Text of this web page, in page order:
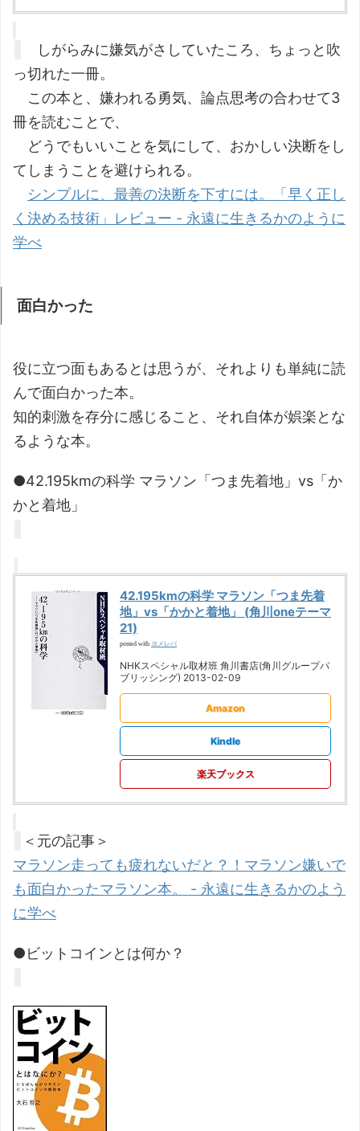
しがらみに嫌気がさしていたころ、ちょっと吹
っ切れた一冊。
この本と、嫌われる勇気、論点思考の合わせて3
冊を読むことで、
どうでもいいことを気にして、おかしい決断をし
てしまうことを避けられる。
シンプルに、最善の決断を下すには。「早く正し
く決める技術」レビュー - 永遠に生きるかのように
学べ
面白かった
役に立つ面もあるとは思うが、それよりも単純に読
んで面白かった本。
知的刺激を存分に感じること、それ自体が娯楽とな
るような本。
●42.195kmの科学 マラソン「つま先着地」vs「か
かと着地」
42.195kmの科学 マラソン「つま先着
地」vs「かかと着地」 (角川oneテーマ
21)
posted with ヨメレバ
NHKスペシャル取材班 角川書店(角川グループパ
ブリッシング) 2013-02-09
Amazon
Kindle
楽天ブックス
＜元の記事＞
マラソン走っても疲れないだと？！マラソン嫌いで
も面白かったマラソン本。 - 永遠に生きるかのよう
に学べ
●ビットコインとは何か？